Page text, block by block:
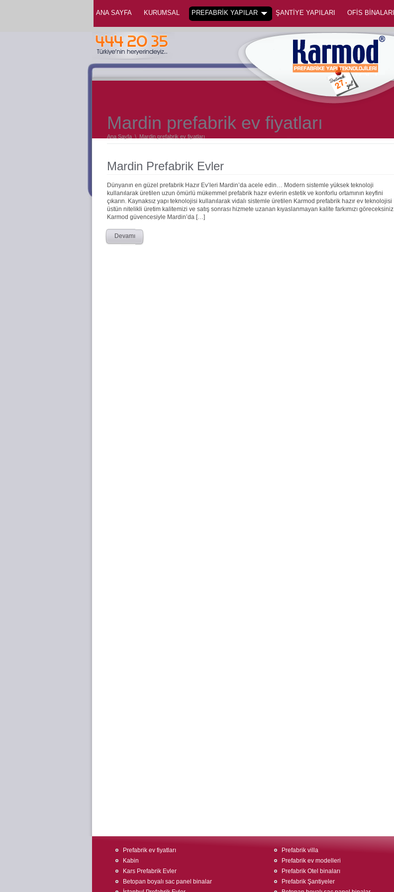
ANA SAYFA KURUMSAL PREFABRİK YAPILAR ŞANTİYE YAPILARI OFİS BİNALARI
Mardin prefabrik ev fiyatları
Ana Sayfa \ Mardin prefabrik ev fiyatları
Mardin Prefabrik Evler
Dünyanın en güzel prefabrik Hazır Ev’leri Mardin’da acele edin… Modern sistemle yüksek teknoloji
kullanılarak üretilen uzun ömürlü mükemmel prefabrik hazır evlerin estetik ve konforlu ortamının keyfini
çıkarın. Kaynaksız yapı teknolojisi kullanılarak vidalı sistemle üretilen Karmod prefabrik hazır ev teknolojisi
üstün nitelikli üretim kalitemizi ve satış sonrası hizmete uzanan kıyaslanmayan kalite farkımızı göreceksiniz.
Karmod güvencesiyle Mardin’da […]
Devamı
Prefabrik ev fiyatları
Kabin
Kars Prefabrik Evler
Betopan boyalı sac panel binalar
Prefabrik villa
Prefabrik ev modelleri
Prefabrik Otel binaları
Prefabrik Şantiyeler